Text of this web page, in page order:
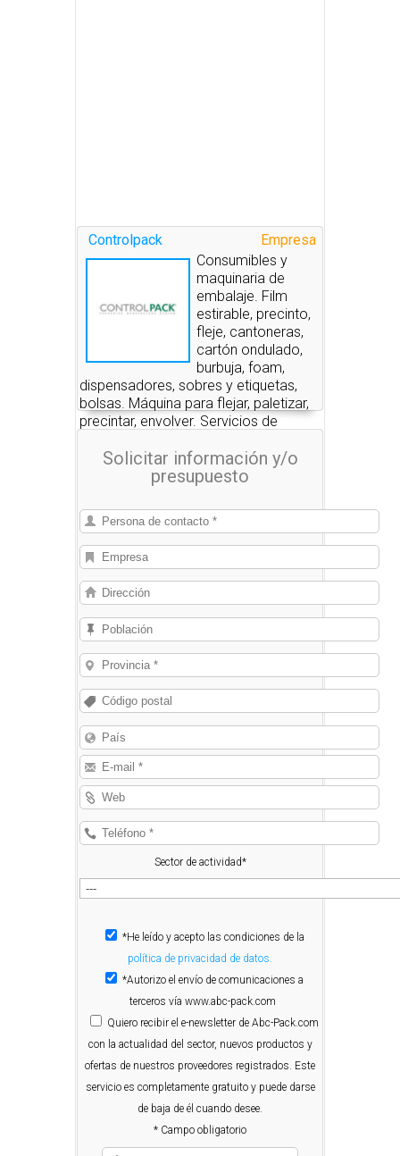
Empresa
Controlpack
Consumibles y
maquinaria de
embalaje. Film
estirable, precinto,
fleje, cantoneras,
cartón ondulado,
burbuja, foam,
dispensadores, sobres y etiquetas,
bolsas. Máquina para flejar, paletizar,
precintar, envolver. Servicios de
Solicitar información y/o
presupuesto
Sector de actividad*
*He leído y acepto las condiciones de la
política de privacidad de datos.
*Autorizo el envío de comunicaciones a
terceros vía www.abc-pack.com
Quiero recibir el e-newsletter de Abc-Pack.com
con la actualidad del sector, nuevos productos y
ofertas de nuestros proveedores registrados. Este
servicio es completamente gratuito y puede darse
de baja de él cuando desee.
* Campo obligatorio